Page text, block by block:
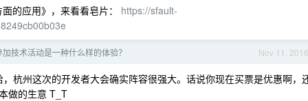
的应用》，来看看皂片： https://sfault-
Nov 11, 2016
技术活动是一种什么样的体验？
杭州这次的开发者大会确实阵容很强大。话说你现在买票是优惠啊，
做的生意 T_T